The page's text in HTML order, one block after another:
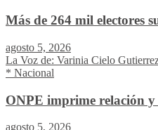
Más de 264 mil electores
agosto 5, 2026
La Voz de: Varinia Cielo
* Nacional
ONPE imprime relación y
agosto 5, 2026